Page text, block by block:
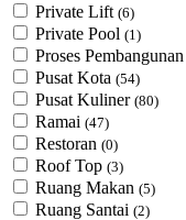
Private Lift (6)
Private Pool (1)
Proses Pembangunan
Pusat Kota (54)
Pusat Kuliner (80)
Ramai (47)
Restoran (0)
Roof Top (3)
Ruang Makan (5)
Ruang Santai (2)